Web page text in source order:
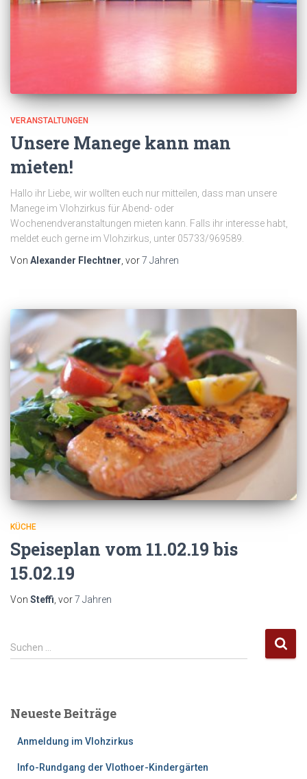
VERANSTALTUNGEN
Unsere Manege kann man
mieten!
Hallo ihr Liebe, wir wollten euch nur mitteilen, dass man unsere
Manege im Vlohzirkus für Abend- oder
Wochenendveranstaltungen mieten kann. Falls ihr interesse habt,
meldet euch gerne im Vlohzirkus, unter 05733/969589.
Von Alexander Flechtner , vor7 Jahren
KÜCHE
Speiseplan vom 11.02.19 bis
15.02.19
Von Steffi , vor7 Jahren
S
u
n
Suchen …
Neueste Beiträge
Anmeldung im Vlohzirkus
Info-Rundgang der Vlothoer-Kindergärten